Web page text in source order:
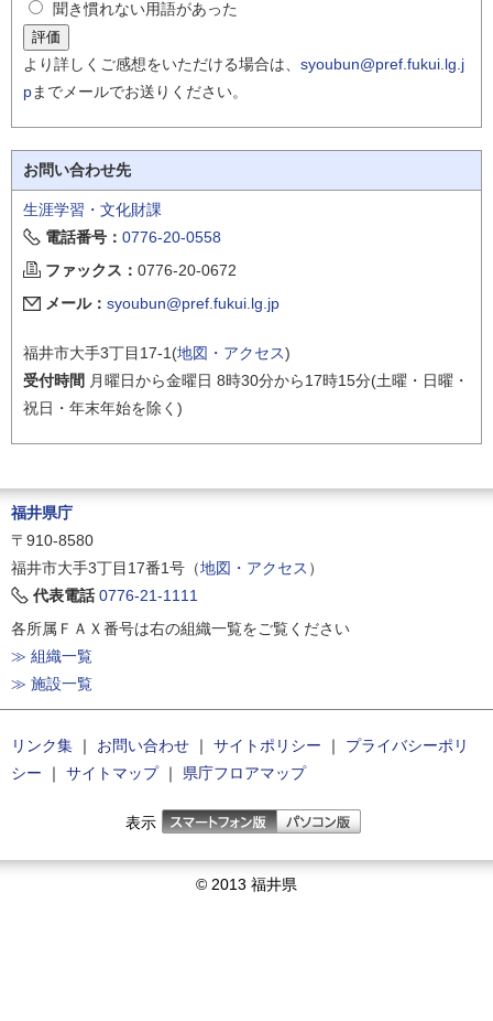
聞き慣れない用語があった
より詳しくご感想をいただける場合は、 syoubun@pref.fukui.lg.j
pまでメールでお送りください。
お問い合わせ先
生涯学習・文化財課
電話番号： 0776-20-0558
ファックス： 0776-20-0672
メール： syoubun@pref.fukui.lg.jp
福井市大手3丁目17-1(地図・アクセス)
受付時間 月曜日から金曜日 8時30分から17時15分(土曜・日曜・
祝日・年末年始を除く)
福井県庁
〒910-8580
福井市大手3丁目17番1号（地図・アクセス ）
代表電話 0776-21-1111
各所属ＦＡＸ番号は右の組織一覧をご覧ください
≫ 組織一覧
≫ 施設一覧
リンク集 ｜ お問い合わせ ｜ サイトポリシー ｜
プライバシーポリ
シー ｜ サイトマップ｜ 県庁フロアマップ
表示
© 2013 福井県